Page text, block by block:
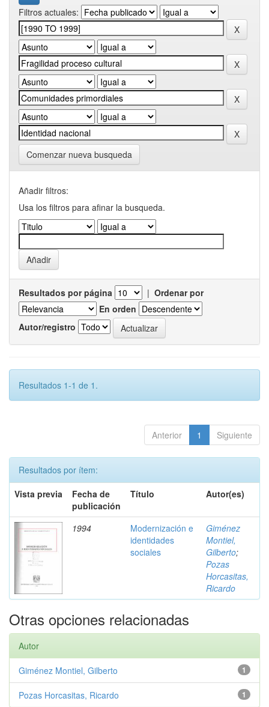
Filtros actuales:
Comenzar nueva busqueda
Añadir filtros:
Usa los filtros para afinar la busqueda.
Resultados por página | Ordenar por
En orden
Autor/registro
Resultados 1-1 de 1.
Anterior 1 Siguiente
Resultados por ítem:
Vista previa
Fecha de
publicación
Título Autor(es)
1994
Modernización e
identidades
sociales
Giménez
Montiel,
Gilberto;
Pozas
Horcasitas,
Ricardo
Otras opciones relacionadas
Autor
1
Giménez Montiel, Gilberto
1
Pozas Horcasitas, Ricardo